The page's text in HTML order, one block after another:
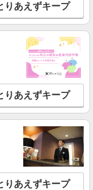
りあえずキープ
りあえずキープ
りあえずキープ